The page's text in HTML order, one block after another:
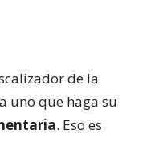
de la
uno que haga su
. Eso es